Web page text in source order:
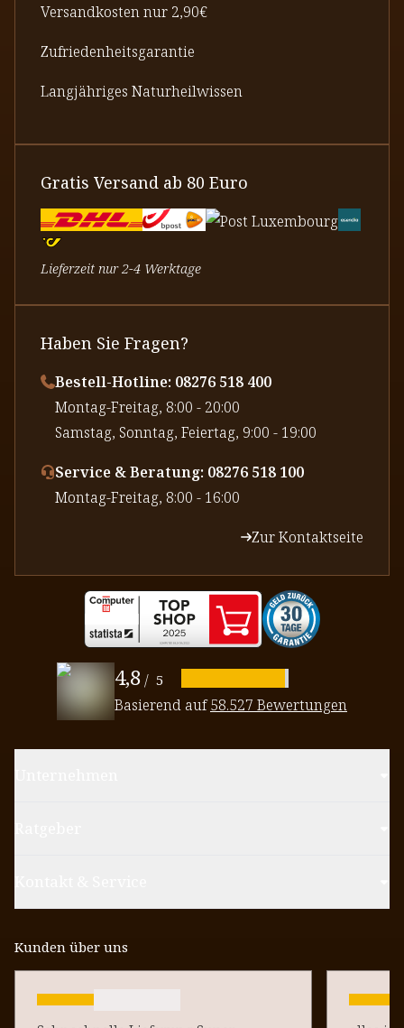
Versandkosten nur 2,90€
Zufriedenheitsgarantie
Langjähriges Naturheilwissen
Gratis Versand ab 80 Euro
Lieferzeit nur 2-4 Werktage
Haben Sie Fragen?
Bestell-Hotline: 08276 518 400
⁠Montag-Freitag, 8:00 - 20:00
⁠Samstag, Sonntag, Feiertag, 9:00 - 19:00
Service & Beratung: 08276 518 100
⁠Montag-Freitag, 8:00 - 16:00
Zur Kontaktseite
4,8/ 5
Basierend auf58.527 Bewertungen
Kunden über uns